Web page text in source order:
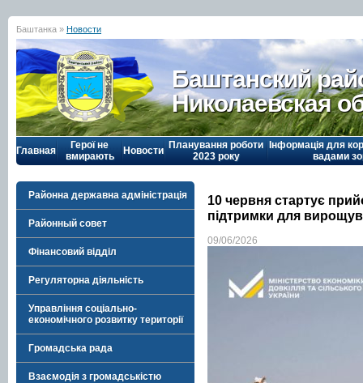
Баштанка » Новости
Баштанский
Николаевская
Главная
Герої не
вмирають
Новости Планування роботи
2023 року
Інформація для
вадами
Районна державна адміністрація
Районный совет
Фінансовий відділ
Регуляторна діяльність
Управління соціально-
економічного розвитку території
Громадська рада
Взаємодія з громадськістю
10 червня стартує
підтримки для
09/06/2026